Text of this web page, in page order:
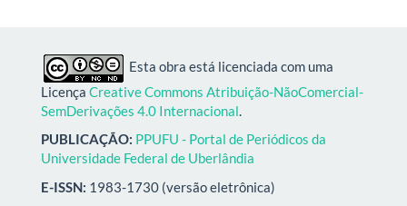
Esta obra está licenciada com uma
Licença Creative Commons Atribuição-NãoComercial-
SemDerivações 4.0 Internacional.
PUBLICAÇÃO: PPUFU - Portal de Periódicos da
Universidade Federal de Uberlândia
E-ISSN: 1983-1730 (versão eletrônica)